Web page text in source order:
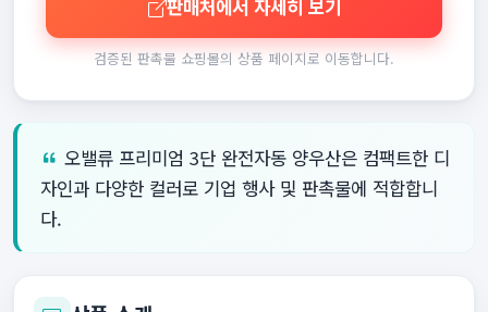
판매처에서 자세히 보기
검증된 판촉물 쇼핑몰의 상품 페이지로 이동합니다.
오밸류 프리미엄 3단 완전자동 양우산은 컴팩트한 디
자인과 다양한 컬러로 기업 행사 및 판촉물에 적합합니
다.